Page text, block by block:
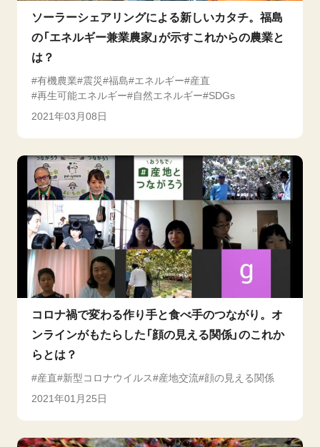
ソーラーシェアリングによる新しいカタチ。福島
の「エネルギー兼業農家」が示すこれからの農業と
は？
有機農業 震災 福島 エネルギー
産直
再生可能エネルギー
自然エネルギー
SDGs
2021年03月08日
コロナ禍で変わる作り手と食べ手のつながり。オ
ンラインがもたらした「顔の見える関係」のこれか
らとは？
産直 新型コロナウイルス 産地交流 顔の見える関係
2021年01月25日